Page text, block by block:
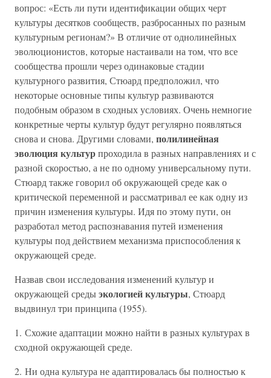
вопрос: «Есть ли пути идентификации общих черт
культуры десятков сообществ, разбросанных по разным
культурным регионам?» В отличие от однолинейных
эволюционистов, которые настаивали на том, что все
сообщества прошли через одинаковые стадии
культурного развития, Стюард предположил, что
некоторые основные типы культур развиваются
подобным образом в сходных условиях. Очень немногие
конкретные черты культур будут регулярно появляться
снова и снова. Другими словами, полилинейная
эволюция культурпроходила в разных направлениях и с
разной скоростью, а не по одному универсальному пути.
Стюард также говорил об окружающей среде как о
критической переменной и рассматривал ее как одну из
причин изменения культуры. Идя по этому пути, он
разработал метод распознавания путей изменения
культуры под действием механизма приспособления к
окружающей среде.
Назвав свои исследования изменений культур и
окружающей средыэкологией культуры, Стюард
выдвинул три принципа (1955).
1. Схожие адаптации можно найти в разных культурах в
сходной окружающей среде.
2. Ни одна культура не адаптировалась бы полностью к